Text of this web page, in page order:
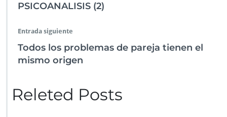
PSICOANALISIS (2)
Entrada siguiente
Todos los problemas de pareja tienen el
mismo origen
Releted Posts